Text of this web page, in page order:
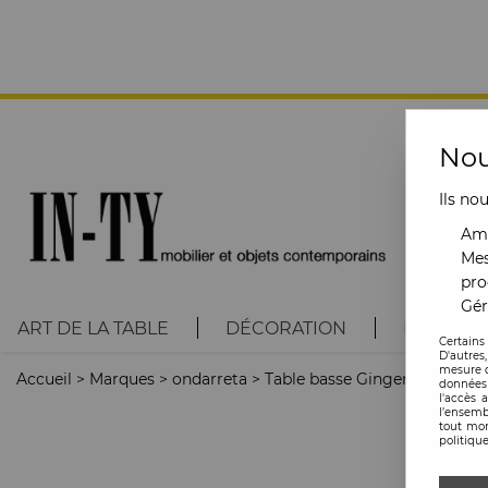
ART DE LA TABLE DÉCORATION
Accueil > Marques > ondarreta > Table basse Ginger
Ils
mesure
l'accès
tout